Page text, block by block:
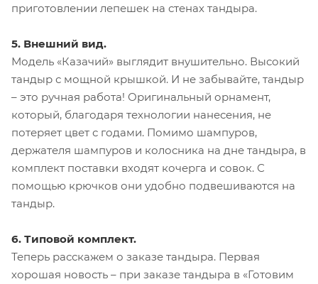
приготовлении лепешек на стенах тандыра.
5. Внешний вид.
Модель «Казачий» выглядит внушительно. Высокий
тандыр с мощной крышкой. И не забывайте, тандыр
– это ручная работа! Оригинальный орнамент,
который, благодаря технологии нанесения, не
потеряет цвет с годами. Помимо шампуров,
держателя шампуров и колосника на дне тандыра, в
комплект поставки входят кочерга и совок. С
помощью крючков они удобно подвешиваются на
тандыр.
6. Типовой комплект.
Теперь расскажем о заказе тандыра. Первая
хорошая новость – при заказе тандыра в «Готовим